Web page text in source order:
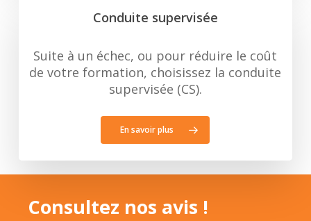
Conduite supervisée
Suite à un échec, ou pour réduire le coût
de votre formation, choisissez la conduite
supervisée (CS).
En savoir plus
Consultez nos avis !